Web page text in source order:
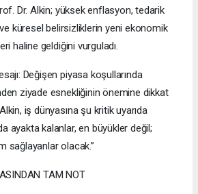
Dr. Alkin; yüksek enflasyon, tedarik
ve küresel belirsizliklerin yeni ekonomik
haline geldiğini vurguladı.
Değişen piyasa koşullarında
ziyade esnekliğinin önemine dikkat
iş dünyasına şu kritik uyarıda
ayakta kalanlar, en büyükler değil;
sağlayanlar olacak.”
TAM NOT